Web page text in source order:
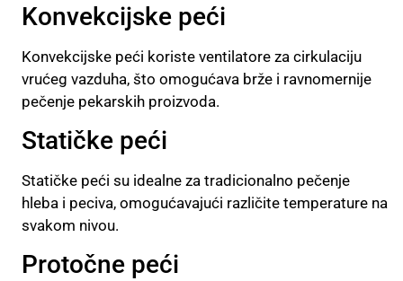
Konvekcijske peći
Konvekcijske peći koriste ventilatore za cirkulaciju
vrućeg vazduha, što omogućava brže i ravnomernije
pečenje pekarskih proizvoda.
Statičke peći
Statičke peći su idealne za tradicionalno pečenje
hleba i peciva, omogućavajući različite temperature na
svakom nivou.
Protočne peći